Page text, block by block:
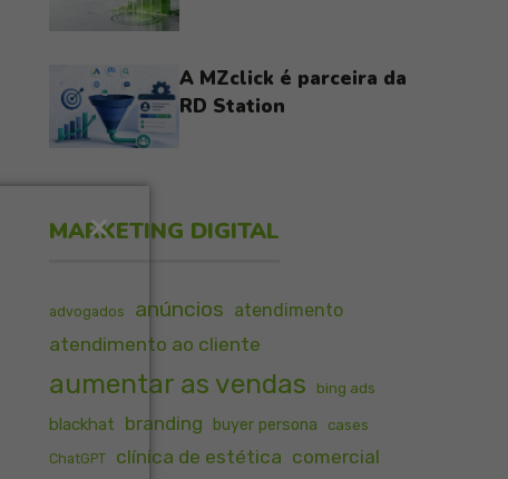
A MZclick é parceira da
RD Station
MARKETING DIGITAL
advogados anúncios atendimento
atendimento ao cliente
aumentar as vendas bing ads
blackhat branding buyer persona cases
ChatGPT clínica de estética comercial